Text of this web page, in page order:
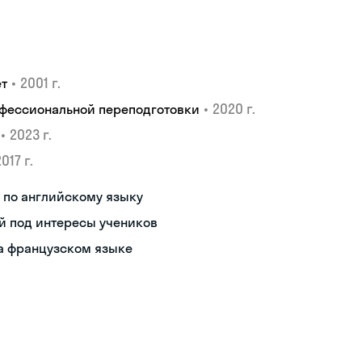
• 2001 г.
переподготовки • 2020 г.
• 2023 г.
г.
английскому языку
под интересы учеников
французском языке